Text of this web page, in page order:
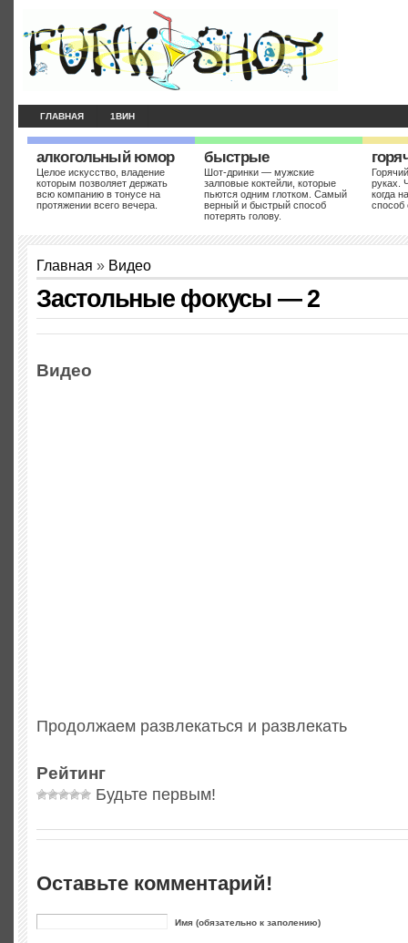
ГЛАВНАЯ 1ВИН
алкогольный юмор
Целое искусство, владение
которым позволяет держать
всю компанию в тонусе на
протяжении всего вечера.
быстрые
Шот-дринки — мужские
залповые коктейли, которые
пьются одним глотком. Самый
верный и быстрый способ
потерять голову.
руках.
когда
способ
Главная » Видео
Застольные фокусы — 2
Видео
Продолжаем развлекаться и развлекать
Рейтинг
Будьте первым!
Оставьте комментарий!
Имя (обязательно к заполению)